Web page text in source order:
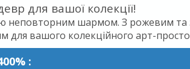
для вашої колекції!
неповторним шармом. З рожевим та
для вашого колекційного арт-
: